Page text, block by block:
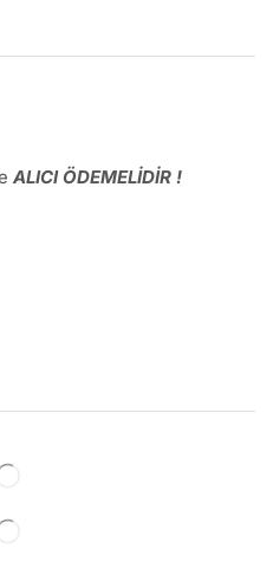
ALICI ÖDEMELİDİR !